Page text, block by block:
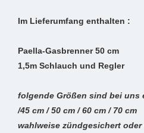
Im Lieferumfang enthalten :
Paella-Gasbrenner 50 cm
1,5m Schlauch und Regler
folgende Größen sind bei uns
/45 cm / 50 cm / 60 cm / 70 cm
wahlweise zündgesichert